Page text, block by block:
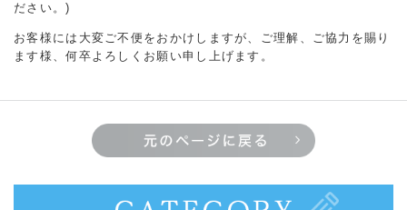
ださい。)
お客様には大変ご不便をおかけしますが、ご理解、ご協力を賜り
ます様、何卒よろしくお願い申し上げます。